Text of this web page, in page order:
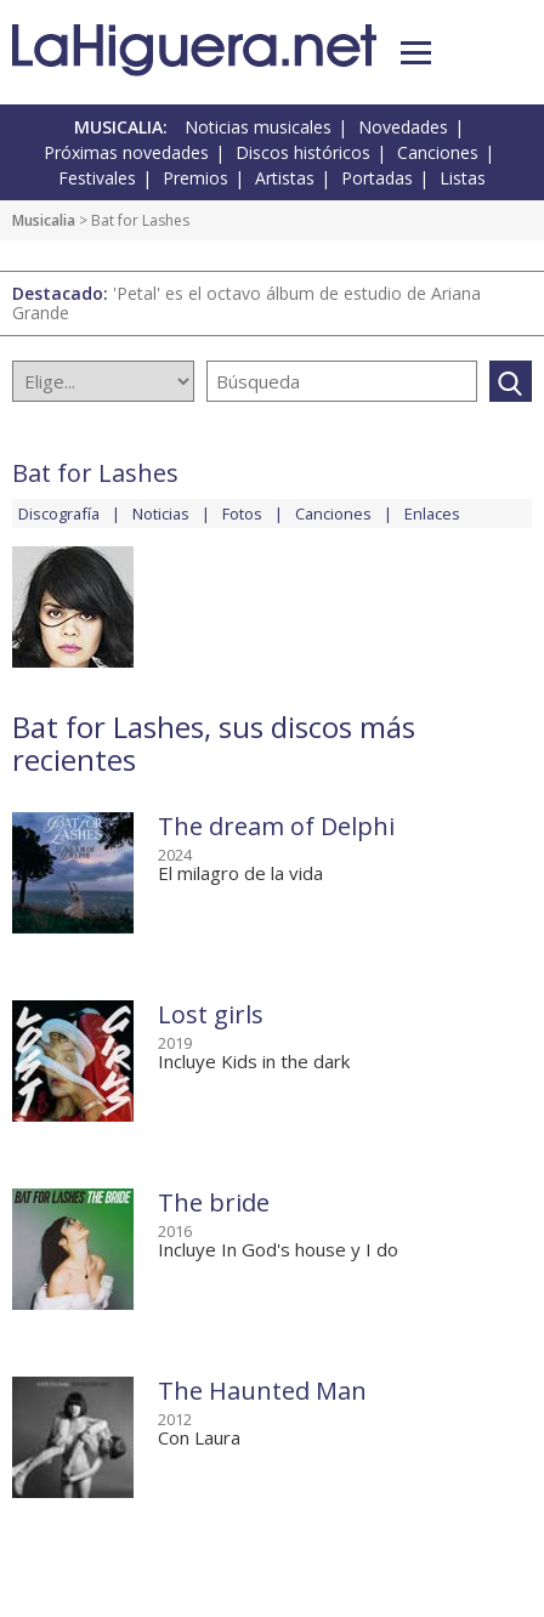
MUSICALIA: Noticias musicales
Novedades
Próximas novedades
Discos históricos
Canciones
Festivales
Premios Artistas Portadas Listas
Musicalia > Bat for Lashes
Destacado: 'Petal' es el octavo álbum de estudio de Ariana
Grande
Bat for Lashes
Discografía Noticias Fotos Canciones Enlaces
Bat for Lashes, sus discos más
recientes
The dream of Delphi
2024
El milagro de la vida
Lost girls
2019
Incluye Kids in the dark
The bride
2016
Incluye In God's house y I do
The Haunted Man
2012
Con Laura